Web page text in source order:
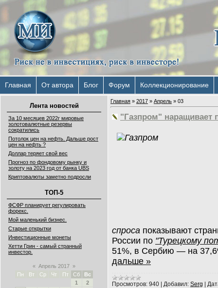
Главная От автора Блог Форум Коллекционирование
Лента новостей
За 10 месяцев 2022г мировые
золотовалютные резервы
сократились
Потолок цен на нефть. Дальше рост
цен на нефть ?
Доллар теряет свой вес
Прогноз по фондовому рынку и
золоту на 2023 год от банка UBS
Криптовалюты заметно подросли
ТОП-5
ФСФР планирует регулировать
форекс.
Мой маленький бизнес.
Старые открытки
Инвестиционные монеты
Хетти Грин - самый странный
инвестор.
« Апрель 2017 »
Пн
Вт Ср Чт Пт Сб
Вс
1
2
Главная » 2017 » Апрель » 03
"Газпром" наращивает
спроса показывают
России по "Турецкому
51%, в Сербию — на
дальше »
Просмотров: 940 | Добавил: Serg |